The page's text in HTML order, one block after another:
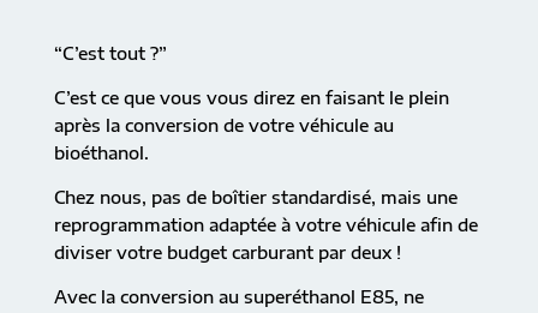
“C’est tout ?”
C’est ce que vous vous direz en faisant le plein
après la conversion de votre véhicule au
bioéthanol.
Chez nous, pas de boîtier standardisé, mais une
reprogrammation adaptée à votre véhicule afin de
diviser votre budget carburant par deux !
Avec la conversion au superéthanol E85, ne